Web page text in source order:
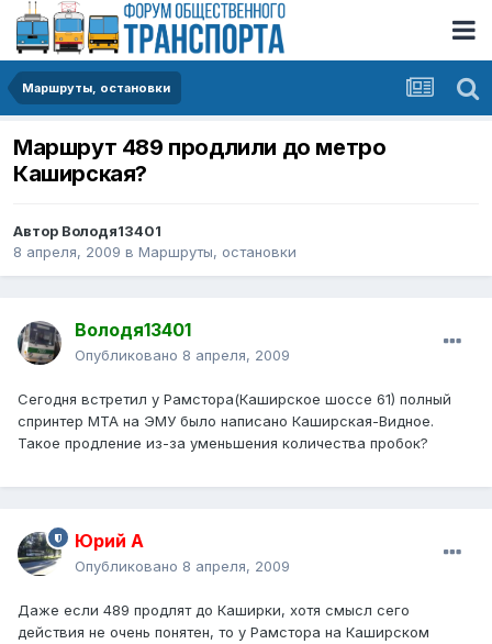
Маршруты, остановки
Маршрут 489 продлили до метро
Каширская?
Автор Володя13401
8 апреля, 2009 в Маршруты, остановки
Володя13401
Опубликовано 8 апреля, 2009
Сегодня встретил у Рамстора(Каширское шоссе 61) полный
спринтер МТА на ЭМУ было написано Каширская-Видное.
Такое продление из-за уменьшения количества пробок?
Юрий А
Опубликовано 8 апреля, 2009
Даже если 489 продлят до Каширки, хотя смысл сего
действия не очень понятен, то у Рамстора на Каширском